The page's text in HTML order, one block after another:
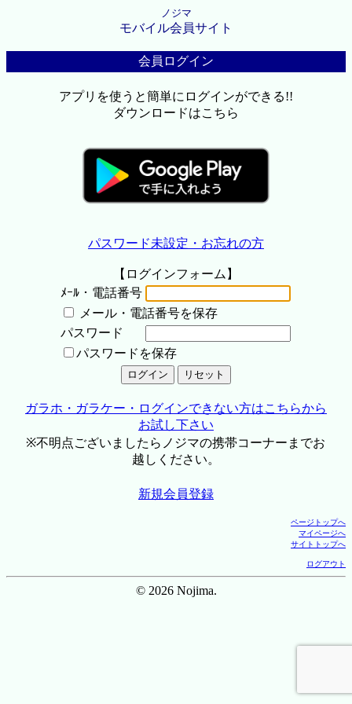
ノジマ
モバイル会員サイト
会員ログイン
アプリを使うと簡単にログインができる!!
ダウンロードはこちら
パスワード未設定・お忘れの方
【ログインフォーム】
ﾒｰﾙ・電話番号
メール・電話番号を保存
パスワード
パスワードを保存
ガラホ・ガラケー・ログインできない方はこちらから
お試し下さい
※不明点ございましたらノジマの携帯コーナーまでお
越しください。
新規会員登録
ページトップへ
マイページへ
サイトトップへ
ログアウト
© 2026 Nojima.